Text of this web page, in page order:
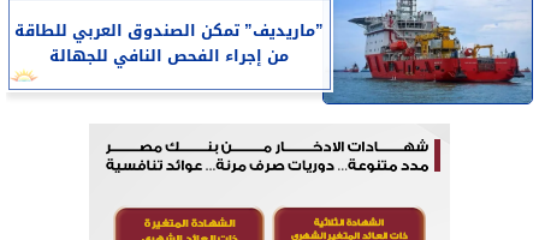
”ماريديف” تمكن الصندوق العربي للطاقة
من إجراء الفحص النافي للجهالة